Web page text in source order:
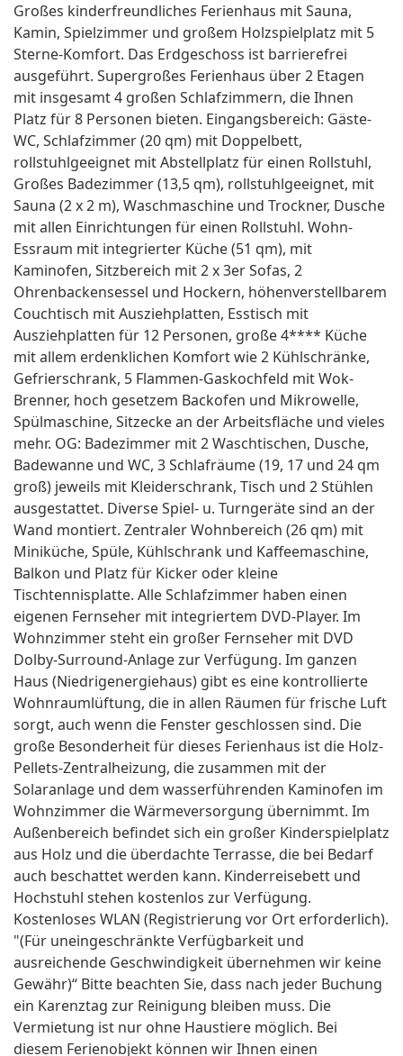
Großes kinderfreundliches Ferienhaus mit Sauna,
Kamin, Spielzimmer und großem Holzspielplatz mit 5
Sterne-Komfort. Das Erdgeschoss ist barrierefrei
ausgeführt. Supergroßes Ferienhaus über 2 Etagen
mit insgesamt 4 großen Schlafzimmern, die Ihnen
Platz für 8 Personen bieten. Eingangsbereich: Gäste-
WC, Schlafzimmer (20 qm) mit Doppelbett,
rollstuhlgeeignet mit Abstellplatz für einen Rollstuhl,
Großes Badezimmer (13,5 qm), rollstuhlgeeignet, mit
Sauna (2 x 2 m), Waschmaschine und Trockner, Dusche
mit allen Einrichtungen für einen Rollstuhl. Wohn-
Essraum mit integrierter Küche (51 qm), mit
Kaminofen, Sitzbereich mit 2 x 3er Sofas, 2
Ohrenbackensessel und Hockern, höhenverstellbarem
Couchtisch mit Ausziehplatten, Esstisch mit
Ausziehplatten für 12 Personen, große 4**** Küche
mit allem erdenklichen Komfort wie 2 Kühlschränke,
Gefrierschrank, 5 Flammen-Gaskochfeld mit Wok-
Brenner, hoch gesetzem Backofen und Mikrowelle,
Spülmaschine, Sitzecke an der Arbeitsfläche und vieles
mehr. OG: Badezimmer mit 2 Waschtischen, Dusche,
Badewanne und WC, 3 Schlafräume (19, 17 und 24 qm
groß) jeweils mit Kleiderschrank, Tisch und 2 Stühlen
ausgestattet. Diverse Spiel- u. Turngeräte sind an der
Wand montiert. Zentraler Wohnbereich (26 qm) mit
Miniküche, Spüle, Kühlschrank und Kaffeemaschine,
Balkon und Platz für Kicker oder kleine
Tischtennisplatte. Alle Schlafzimmer haben einen
eigenen Fernseher mit integriertem DVD-Player. Im
Wohnzimmer steht ein großer Fernseher mit DVD
Dolby-Surround-Anlage zur Verfügung. Im ganzen
Haus (Niedrigenergiehaus) gibt es eine kontrollierte
Wohnraumlüftung, die in allen Räumen für frische Luft
sorgt, auch wenn die Fenster geschlossen sind. Die
große Besonderheit für dieses Ferienhaus ist die Holz-
Pellets-Zentralheizung, die zusammen mit der
Solaranlage und dem wasserführenden Kaminofen im
Wohnzimmer die Wärmeversorgung übernimmt. Im
Außenbereich befindet sich ein großer Kinderspielplatz
aus Holz und die überdachte Terrasse, die bei Bedarf
auch beschattet werden kann. Kinderreisebett und
Hochstuhl stehen kostenlos zur Verfügung.
Kostenloses WLAN (Registrierung vor Ort erforderlich).
"(Für uneingeschränkte Verfügbarkeit und
ausreichende Geschwindigkeit übernehmen wir keine
Gewähr)“ Bitte beachten Sie, dass nach jeder Buchung
ein Karenztag zur Reinigung bleiben muss. Die
Vermietung ist nur ohne Haustiere möglich. Bei
diesem Ferienobjekt können wir Ihnen einen